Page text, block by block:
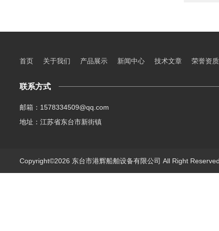
首页 关于我们 产品展示 新闻中心 技术文章 荣誉资质
联系方式
邮箱：1578334509@qq.com
地址：江苏省东台市新街镇
Copyright©2026 东台市港辉船舶设备有限公司 All Right